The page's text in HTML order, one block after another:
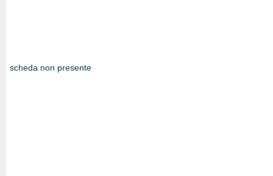
scheda non presente